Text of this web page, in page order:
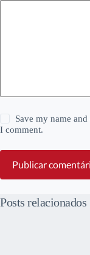
Save my name
I comment.
Publicar
Posts relacionados